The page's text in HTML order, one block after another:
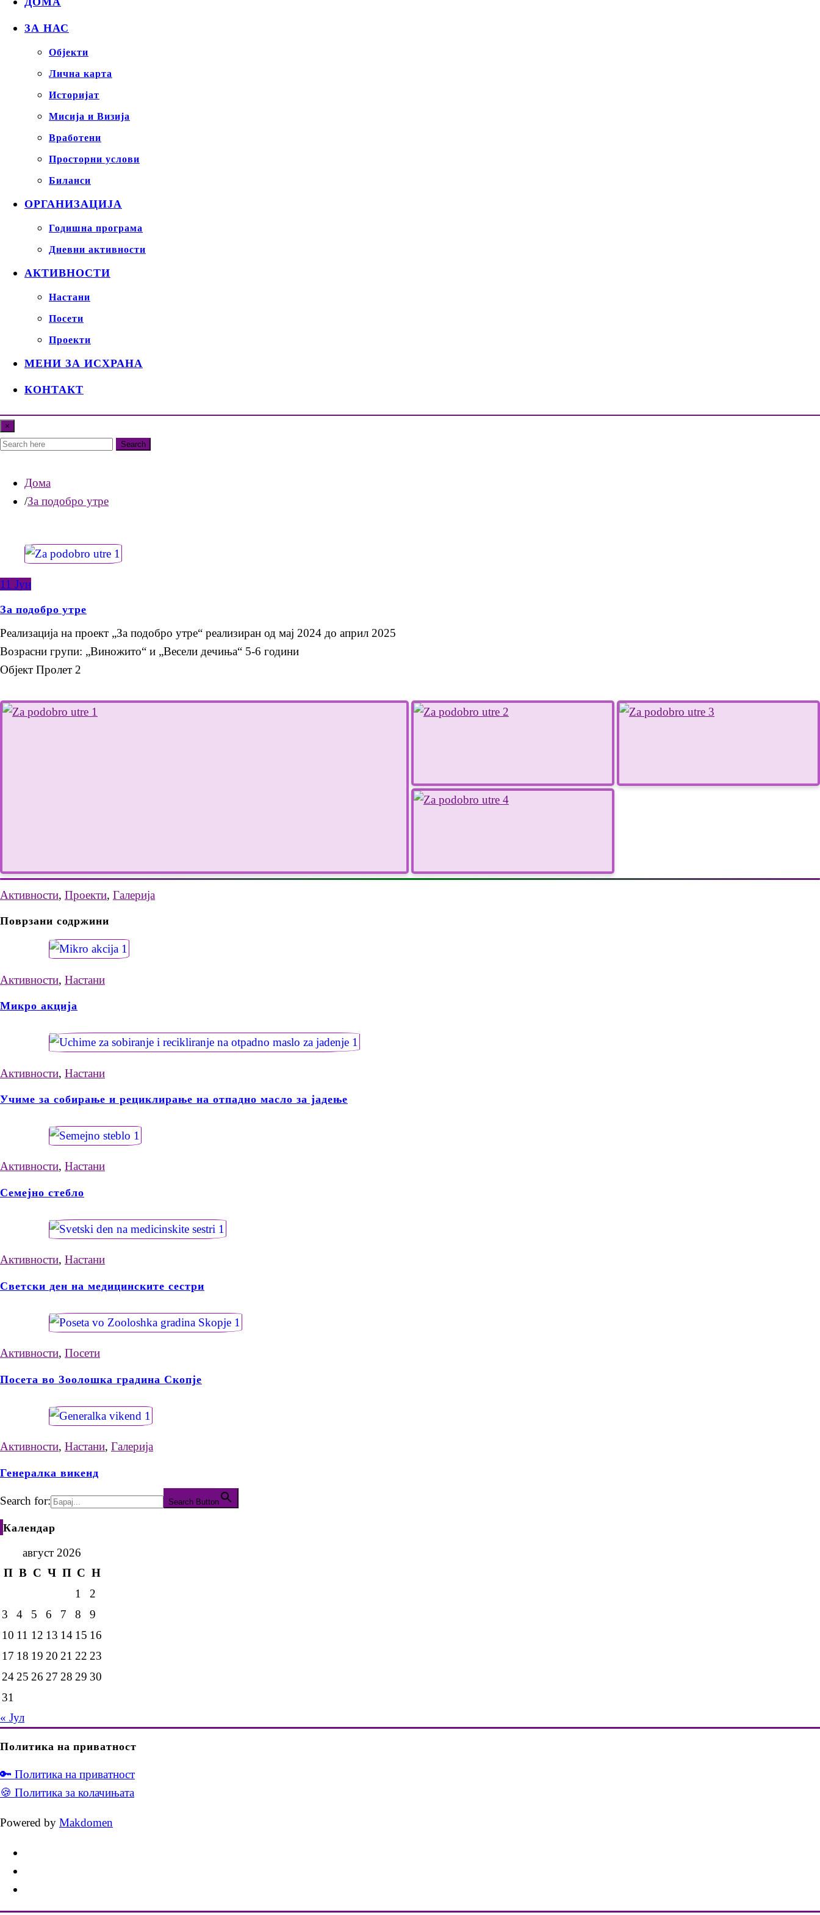
ЗА НАС
Објекти
Лична карта
Историјат
Мисија и Визија
Вработени
Просторни услови
Биланси
ОРГАНИЗАЦИЈА
Годишна програма
Дневни активности
АКТИВНОСТИ
Настани
Посети
Проекти
МЕНИ ЗА ИСХРАНА
КОНТАКТ
×
Search
Дома
За подобро утре
11 Јун
За подобро утре
Реализација на проект „За подобро утре“ реализиран од мај 2024 до април 2025
Возрасни групи: „Виножито“ и „Весели дечиња“ 5-6 години
Објект Пролет 2
Активности, Проекти, Галерија
Поврзани содржини
Активности, Настани
Микро акција
Активности, Настани
Учиме за собирање и рециклирање на отпадно масло за јадење
Активности, Настани
Семејно стебло
Активности, Настани
Светски ден на медицинските сестри
Активности, Посети
Посета во Зоолошка градина Скопје
Активности, Настани, Галерија
Генералка викенд
Search for: Search Button
Календар
август 2026
П В С Ч П С Н
1
2
3
4 5 6 7 8
9
10 11 12 13 14 15 16
17 18 19 20 21 22 23
24 25 26 27 28 29 30
31
« Јул
Политика на приватност
🔑 Политика на приватност
🍪 Политика за колачињата
Powered by Makdomen